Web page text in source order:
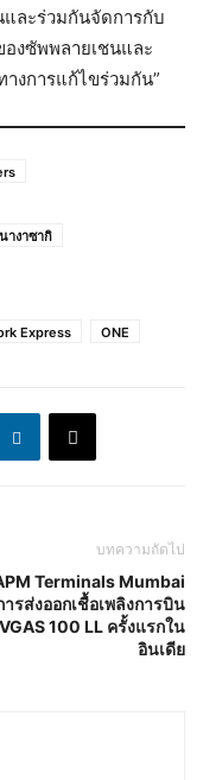
และร่วมกันจัดการกับ
งซัพพลายเชนและ
งการแก้ไขร่วมกัน”
นางาซากิ
Express ONE
บทความถัดไป
Terminals Mumbai
รส่งออกเชื้อเพลิงการบิน
100 LL ครั้งแรกใน
อินเดีย